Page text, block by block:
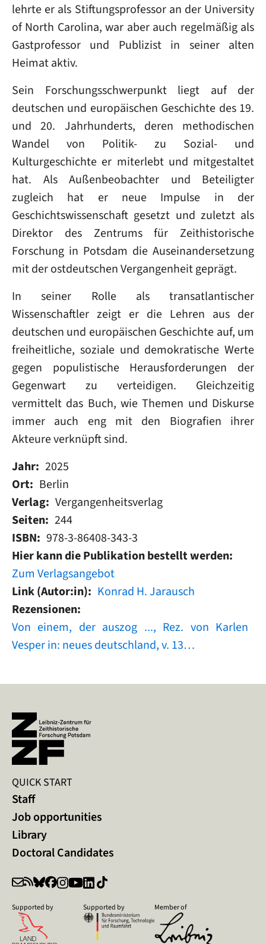
lehrte er als Stiftungsprofessor an der University
of North Carolina, war aber auch regelmäßig als
Gastprofessor und Publizist in seiner alten
Heimat aktiv.
Sein Forschungsschwerpunkt liegt auf der
deutschen und europäischen Geschichte des 19.
und 20. Jahrhunderts, deren methodischen
Wandel von Politik- zu Sozial- und
Kulturgeschichte er miterlebt und mitgestaltet
hat. Als Außenbeobachter und Beteiligter
zugleich hat er neue Impulse in der
Geschichtswissenschaft gesetzt und zuletzt als
Direktor des Zentrums für Zeithistorische
Forschung in Potsdam die Auseinandersetzung
mit der ostdeutschen Vergangenheit geprägt.
In seiner Rolle als transatlantischer
Wissenschaftler zeigt er die Lehren aus der
deutschen und europäischen Geschichte auf, um
freiheitliche, soziale und demokratische Werte
gegen populistische Herausforderungen der
Gegenwart zu verteidigen. Gleichzeitig
vermittelt das Buch, wie Themen und Diskurse
immer auch eng mit den Biografien ihrer
Akteure verknüpft sind.
Jahr 2025
Ort
Berlin
Verlag Vergangenheitsverlag
Seiten 244
ISBN
978-3-86408-343-3
Hier kann die Publikation bestellt werden
Zum Verlagsangebot
Link (Autor:in)
Konrad H. Jarausch
Rezensionen
Von einem, der auszog ..., Rez. von Karlen
Vesper in: neues deutschland, v. 13…
QUICK START
Staff
Job opportunities
Library
Doctoral Candidates
Supported by Supported by Member of